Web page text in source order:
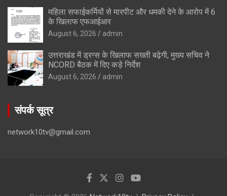
महिला सफाईकर्मियों से मारपीट और धमकी देने के आरोप में 6
के खिलाफ एफआईआर
August 6, 2026 admin
उत्तराखंड में ड्रग्स के खिलाफ सख्ती बढ़ेगी, मुख्य सचिव ने
NCORD बैठक में दिए कड़े निर्देश
August 6, 2026 admin
संपर्क सूत्र
network10tv@gmail.com